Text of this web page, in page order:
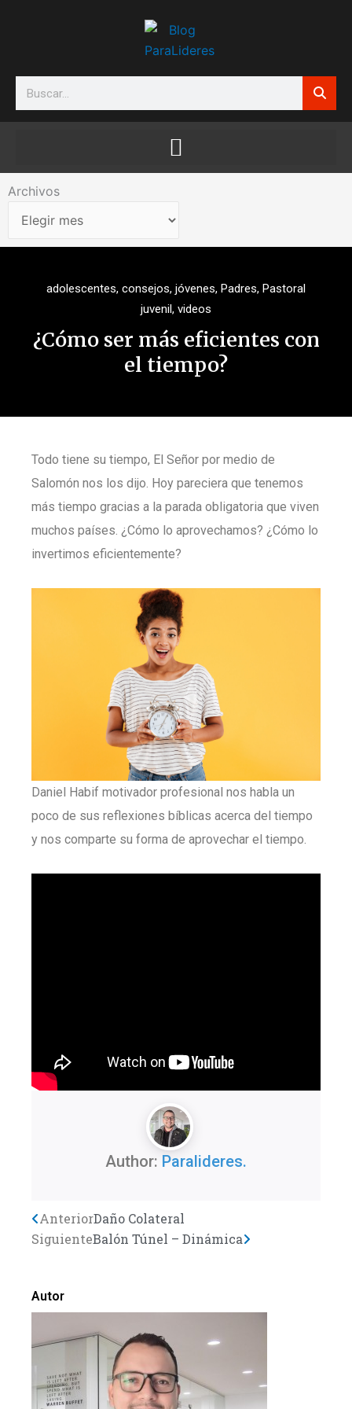
Search
Archivos
Archivos
adolescentes, consejos, jóvenes, Padres, Pastoral
juvenil, videos
¿Cómo ser más eficientes con
el tiempo?
Todo tiene su tiempo, El Señor por medio de
Salomón nos los dijo. Hoy pareciera que tenemos
más tiempo gracias a la parada obligatoria que viven
muchos países. ¿Cómo lo aprovechamos? ¿Cómo lo
invertimos eficientemente?
Daniel Habif motivador profesional nos habla un
poco de sus reflexiones bíblicas acerca del tiempo
y nos comparte su forma de aprovechar el tiempo.
Author: Paralideres.
Previo
AnteriorDaño Colateral
SiguienteBalón Túnel – Dinámica
Autor